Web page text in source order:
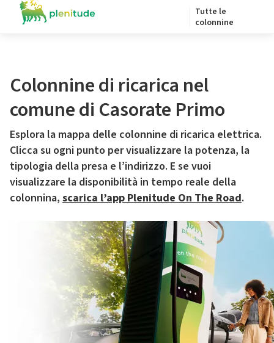
Tutte le
colonnine
Colonnine di ricarica nel
comune di Casorate Primo
Esplora la mappa delle colonnine di ricarica elettrica.
Clicca su ogni punto per visualizzare la potenza, la
tipologia della presa e l’indirizzo. E se vuoi
visualizzare la disponibilità in tempo reale della
colonnina, scarica l’app Plenitude On The Road.